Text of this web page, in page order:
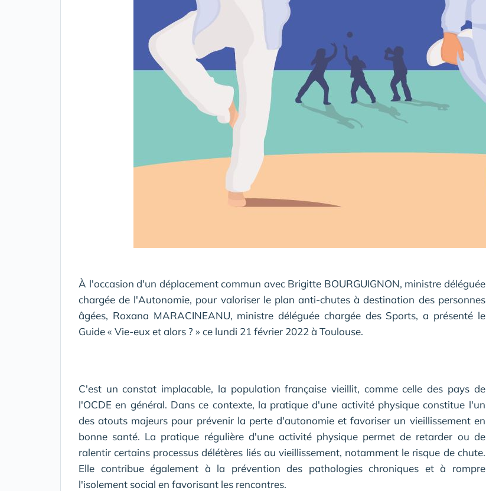
À l'occasion d'un déplacement commun avec Brigitte BOURGUIGNON, ministre déléguée
chargée de l'Autonomie, pour valoriser le plan anti-chutes à destination des personnes
âgées, Roxana MARACINEANU, ministre déléguée chargée des Sports, a présenté le
Guide « Vie-eux et alors ? » ce lundi 21 février 2022 à Toulouse.
C'est un constat implacable, la population française vieillit, comme celle des pays de
l'OCDE en général. Dans ce contexte, la pratique d'une activité physique constitue l'un
des atouts majeurs pour prévenir la perte d'autonomie et favoriser un vieillissement en
bonne santé. La pratique régulière d'une activité physique permet de retarder ou de
ralentir certains processus délétères liés au vieillissement, notamment le risque de chute.
Elle contribue également à la prévention des pathologies chroniques et à rompre
l'isolement social en favorisant les rencontres.